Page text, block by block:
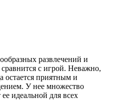
развлечений и
с игрой. Неважно,
остается приятным и
У нее множество
идеальной для всех